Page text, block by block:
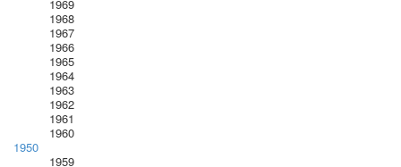
1969
1968
1967
1966
1965
1964
1963
1962
1961
1960
1950
1959